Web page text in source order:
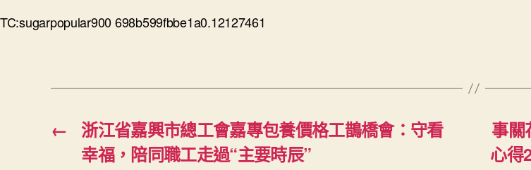
TC:sugarpopular900 698b599fbbe1a0.12127461
←
浙江省嘉興市總工會嘉專包養價格工鵲橋會：守看
幸福，陪同職工走過“主要時辰”
事關
心得